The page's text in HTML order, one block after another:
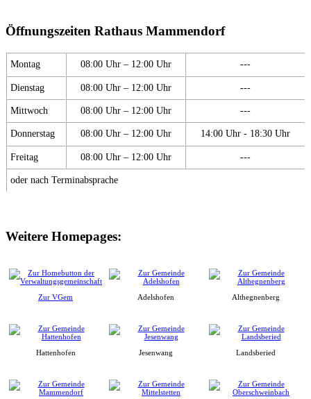
Öffnungszeiten Rathaus Mammendorf
Montag 08:00 Uhr – 12:00 Uhr ---
Dienstag 08:00 Uhr – 12:00 Uhr ---
Mittwoch 08:00 Uhr – 12:00 Uhr ---
Donnerstag 08:00 Uhr – 12:00 Uhr 14:00 Uhr - 18:30 Uhr
Freitag 08:00 Uhr – 12:00 Uhr ---
oder nach Terminabsprache
Weitere Homepages:
Zur VGem Adelshofen Althegnenberg
Hattenhofen Jesenwang Landsberied